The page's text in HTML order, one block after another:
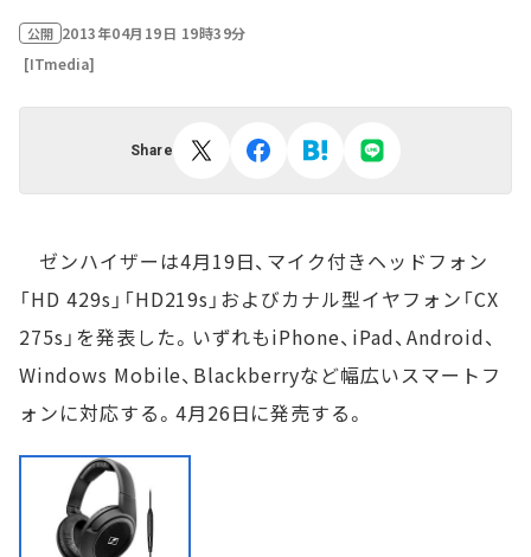
公開 2013年04月19日 19時39分
[ITmedia]
Share
ゼンハイザーは4月19日、マイク付きヘッドフォン
「HD 429s」「HD219s」およびカナル型イヤフォン「CX
275s」を発表した。いずれもiPhone、iPad、Android、
Windows Mobile、Blackberryなど幅広いスマートフ
ォンに対応する。4月26日に発売する。